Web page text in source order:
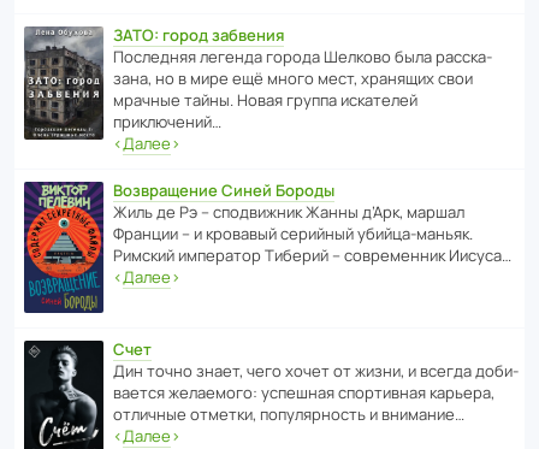
ЗАТО: город забвения
После­дняя легенда города Шелково была расска­
зана, но в мире ещё много мест, хранящих свои
мрачные тайны. Новая группа иска­телей
приключений…
‹Далее›
Возвращение Синей Бороды
Жиль де Рэ – спод­ви­жник Жанны д’Арк, маршал
Франции – и кровавый серийный убийца-маньяк.
Римский импе­ратор Тиберий – совре­менник Иисуса…
‹Далее›
Счет
Дин точно знает, чего хочет от жизни, и всегда доби­
ва­ется жела­е­мого: успе­шная спор­ти­вная карьера,
отли­чные отметки, попу­ля­р­ность и внимание…
‹Далее›